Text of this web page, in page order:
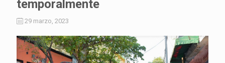
temporalmente
29 marzo, 2023